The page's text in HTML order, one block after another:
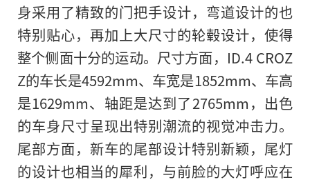
身采用了精致的门把手设计，弯道设计的也
特别贴心，再加上大尺寸的轮毂设计，使得
整个侧面十分的运动。尺寸方面，ID.4 CROZ
Z的车长是4592mm、车宽是1852mm、车高
是1629mm、轴距是达到了2765mm，出色
的车身尺寸呈现出特别潮流的视觉冲击力。
尾部方面，新车的尾部设计特别新颖，尾灯
的设计也相当的犀利，与前脸的大灯呼应在